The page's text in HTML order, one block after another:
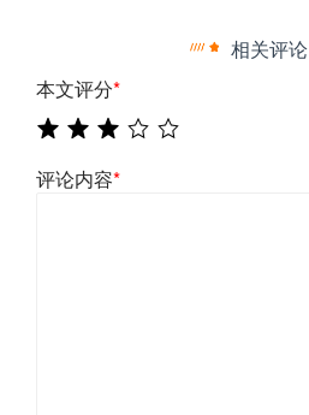
相关评论
本文评分*
评论内容*